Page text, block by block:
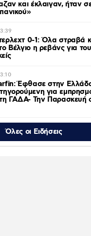
και έκλαιγαν, ήταν
0-1: Όλα στραβά
Βέλγιο η ρεβάνς για
Έφθασε στην
για
ΓΑΔΑ- Την Παρασκευή
Όλες οι Ειδήσεις